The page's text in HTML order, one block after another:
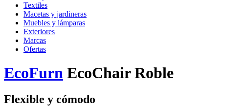
Textiles
Macetas y jardineras
Muebles y lámparas
Exteriores
Marcas
Ofertas
EcoFurn EcoChair Roble
Flexible y cómodo